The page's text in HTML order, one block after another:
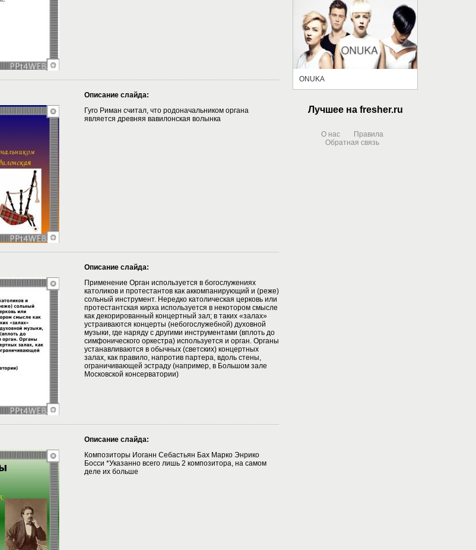
Описание слайда:
Гуго Риман считал, что родоначальником органа
является древняя вавилонская волынка
Описание слайда:
Применение Орган используется в богослужениях
католиков и протестантов как аккомпанирующий и (реже)
сольный инструмент. Нередко католическая церковь или
протестантская кирха используется в некотором смысле
как декорированный концертный зал; в таких «залах»
устраиваются концерты (небогослужебной) духовной
музыки, где наряду с другими инструментами (вплоть до
симфонического оркестра) используется и орган. Органы
устанавливаются в обычных (светских) концертных
залах, как правило, напротив партера, вдоль стены,
ограничивающей эстраду (например, в Большом зале
Московской консерватории)
Описание слайда:
Композиторы Иоганн Себастьян Бах Марко Энрико
Босси *Указанно всего лишь 2 композитора, на самом
деле их больше
ONUKA
Лучшее на fresher.ru
О нас
Правила
Обратная связь